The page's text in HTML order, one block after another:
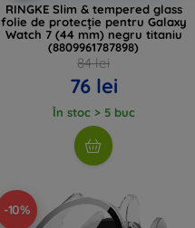
RINGKE Slim & tempered glass
folie de protecție pentru Galaxy
Watch 7 (44 mm) negru titaniu
(8809961787898)
84 lei
76 lei
În stoc > 5 buc
-10%